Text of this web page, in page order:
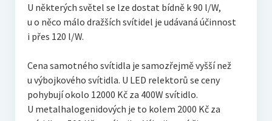
U některých světel se lze dostat bídně k 90 l/W,
u o něco málo dražších svítidel je udávaná účinnost
i přes 120 l/W.
Cena samotného svítidla je samozřejmě vyšší než
u výbojkového svítidla. U LED relektorů se ceny
pohybují okolo 12000 Kč za 400W svítidlo.
U metalhalogenidových je to kolem 2000 Kč za